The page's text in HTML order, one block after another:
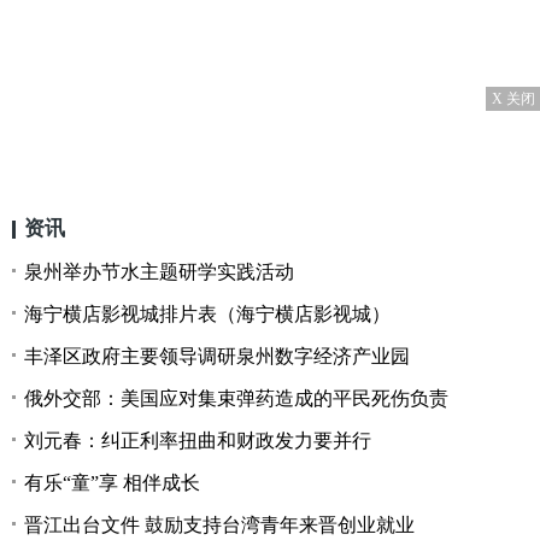
X 关闭
资讯
泉州举办节水主题研学实践活动
海宁横店影视城排片表（海宁横店影视城）
丰泽区政府主要领导调研泉州数字经济产业园
俄外交部：美国应对集束弹药造成的平民死伤负责
刘元春：纠正利率扭曲和财政发力要并行
有乐“童”享 相伴成长
晋江出台文件 鼓励支持台湾青年来晋创业就业